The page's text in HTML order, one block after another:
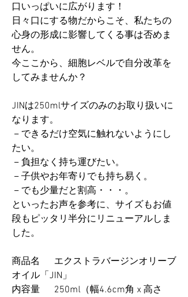
口いっぱいに広がります！
日々口にする物だからこそ、私たちの
心身の形成に影響してくる事は否めま
せん。
今ここから、細胞レベルで自分改革を
してみませんか？
JINは250mlサイズのみのお取り扱いに
なります。
－できるだけ空気に触れないようにし
たい。
－負担なく持ち運びたい。
－子供やお年寄りでも持ち易く。
－でも少量だと割高・・・。
といったお声を参考に、サイズもお値
段もピッタリ半分にリニューアルしま
した。
商品名 エクストラバージンオリーブ
オイル「JIN」
内容量 250ml（幅4.6cm角 x 高さ